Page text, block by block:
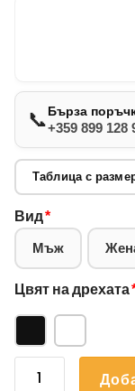
📞Бърза
+359 899 128
Таблица с
Вид*
Мъж
Цвят на дрехата
количество